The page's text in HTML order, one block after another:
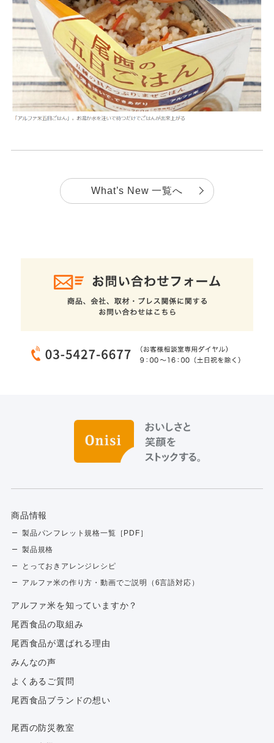
What’s New 一覧へ
商品情報
製品パンフレット規格一覧［PDF］
製品規格
とっておきアレンジレシピ
アルファ米の作り方・動画でご説明（6言語対応）
アルファ⽶を知っていますか？
尾西食品の取組み
尾西食品が選ばれる理由
みんなの声
よくあるご質問
尾西食品ブランドの想い
尾西の防災教室